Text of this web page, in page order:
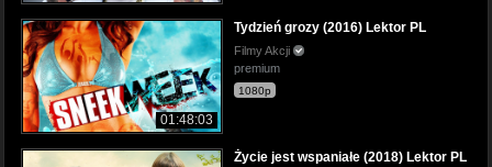
01:48:03
Tydzień grozy (2016) Lektor PL
Filmy Akcji
premium
1080p
Życie jest wspaniałe (2018) Lektor PL